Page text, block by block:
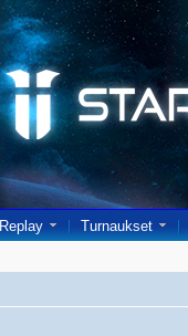
Replay Turnaukset